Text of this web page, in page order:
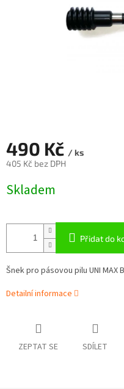
490 Kč / ks
405 Kč bez DPH
cena:
Skladem
Přidat do
Šnek pro pásovou pilu UNI MAX
Detailní informace
ZEPTAT SE SDÍLET